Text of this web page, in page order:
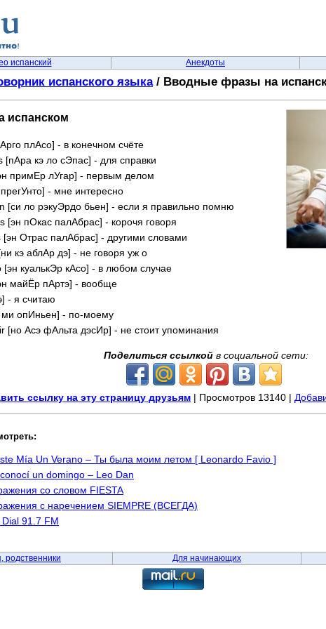
испанский Анекдоты
испанского языка/ Вводные фразы на
испанском
плАсо] - в конечном счёте
[пАра кэ ло сЭпас] - для справки
примЕр лУгар] - первым делом
- мне интересно
[си ло рэкуЭрдо бьен] - если я правильно помню
[эн пОкас палАбрас] - корочя говоря
Отрас палАбрас] - другими словами
кэ аблАр дэ] - не говоря уж о
куалькЭр кАсо] - в любом случае
майЁр пАртэ] - вообще
- я считаю
ми опИньен] - по-моему
[но Асэ фАльта дэсИр] - не стоит упоминания
Поделиться ссылкой в социальной сети:
ссылку на эту страницу друзьям | Просмотров 13140 |
Mía Un Verano – Ты была моим летом [ Leonardo Favio ]
un domingo – Leo Dan
со словом FIESTA
с наречением SIEMPRE (ВСЕГДА)
91.7 FM
родственники Для начинающих